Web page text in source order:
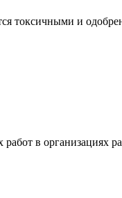
токсичными и
в организациях